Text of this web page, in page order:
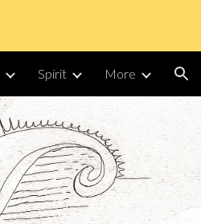
Spirit More